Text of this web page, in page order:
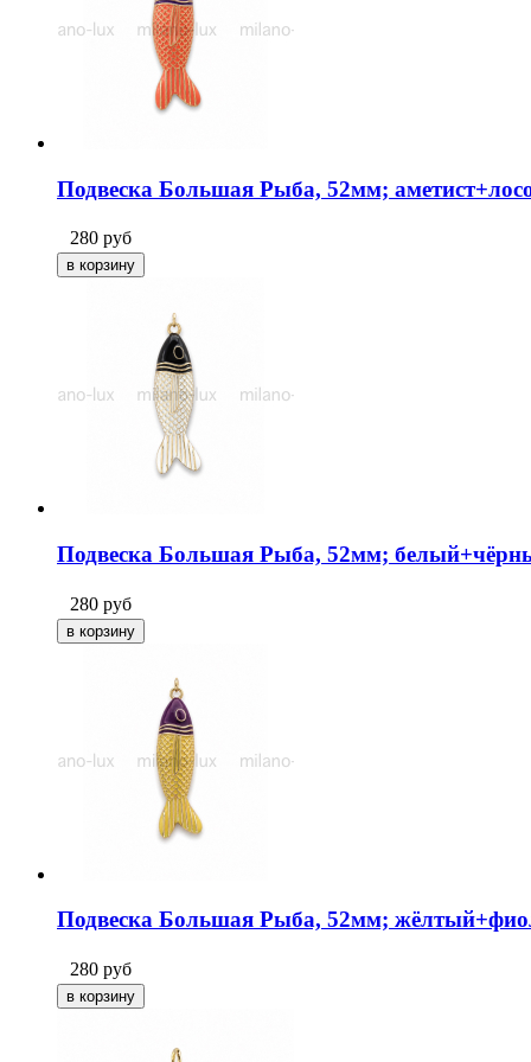
Подвеска Большая Рыба, 52мм;
280 руб
Подвеска Большая Рыба, 52мм;
280 руб
Подвеска Большая Рыба, 52мм;
280 руб